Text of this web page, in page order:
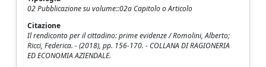
02 Pubblicazione su volume::02a Capitolo o Articolo
Citazione
Il rendiconto per il cittadino: prime evidenze / Romolini, Alberto;
Ricci, Federica. - (2018), pp. 156-170. - COLLANA DI RAGIONERIA
ED ECONOMIA AZIENDALE.